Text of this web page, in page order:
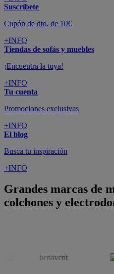
Suscríbete
Cupón de dto. de 10€
+INFO
Tiendas de sofás y muebles
¡Encuentra la tuya!
+INFO
Tu cuenta
Promociones exclusivas
+INFO
El blog
Busca tu inspiración
+INFO
Grandes marcas de
colchones y